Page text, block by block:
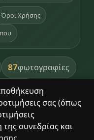
σας (όπως
της συνεδρίας και
Όροι Χρήσης
87φωτογραφίες